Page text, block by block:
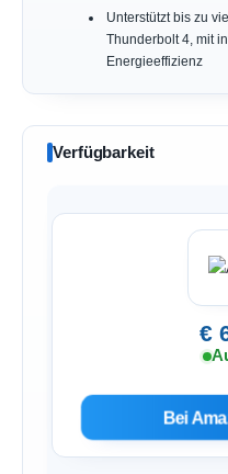
Unterstützt bis zu
Thunderbolt 4, mit
Energieeffizienz
Verfügbarkeit
€
Bei